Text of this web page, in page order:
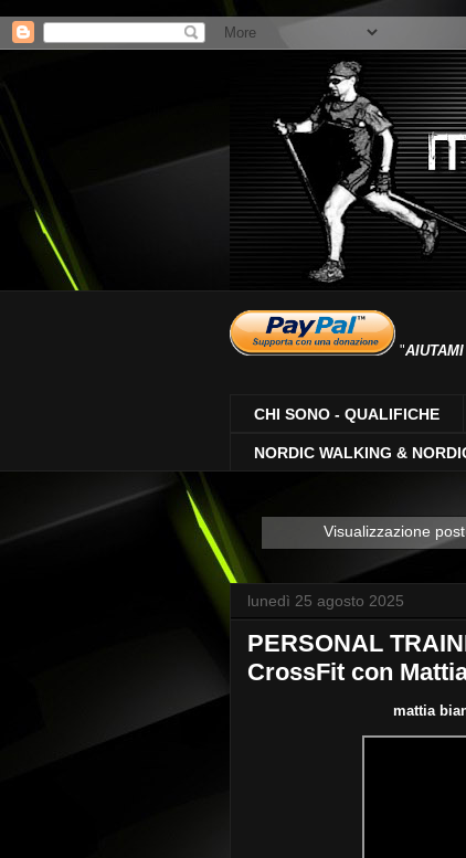
"
CHI SONO - QUALIFICHE
NORDIC WALKING &
Visualizzazione
lunedì 25 agosto 2025
PERSONAL
CrossFit con
mattia